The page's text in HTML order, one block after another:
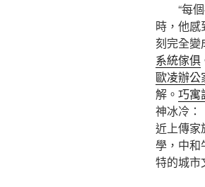
“每
時，他感
刻完全變
系統傢俱
歐凌辦公
解。 巧寓
神冰冷：
近上傳家
學，中和
特的城市